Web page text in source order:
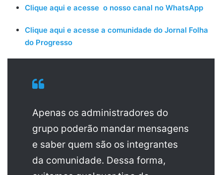
Clique aqui e acesse o nosso canal no WhatsApp
Clique aqui e acesse a comunidade do Jornal Folha
do Progresso
Apenas os administradores do
grupo poderão mandar mensagens
e saber quem são os integrantes
da comunidade. Dessa forma,